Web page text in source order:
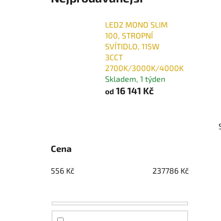
LED2 MONO SLIM
100, STROPNÍ
SVÍTIDLO, 115W
3CCT
2700K/3000K/4000K
Skladem, 1 týden
od 16 141 Kč
Cena
556 Kč 237786 Kč